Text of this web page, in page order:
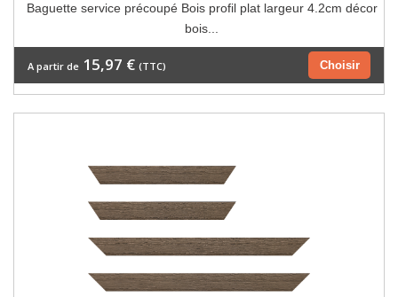
Baguette service précoupé Bois profil plat largeur 4.2cm décor
bois...
Choisir
A partir de 15,97 € (TTC)